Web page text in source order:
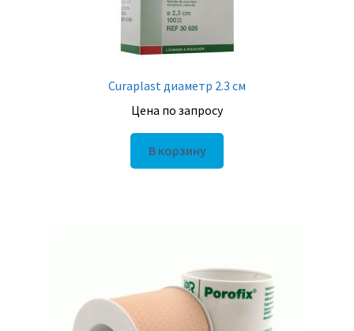
Curaplast диаметр 2.3 см
Цена по запросу
В корзину